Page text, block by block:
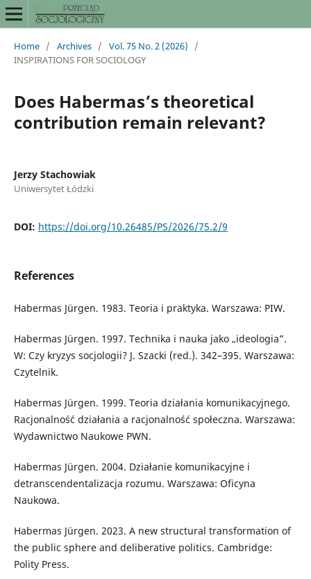
Home / Archives / Vol. 75 No. 2 (2026)
/
INSPIRATIONS FOR SOCIOLOGY
Does Habermas’s theoretical
contribution remain relevant?
Jerzy Stachowiak
Uniwersytet Łódzki
DOI: https://doi.org/10.26485/PS/2026/75.2/9
References
Habermas Jürgen. 1983. Teoria i praktyka. Warszawa: PIW.
Habermas Jürgen. 1997. Technika i nauka jako „ideologia”.
W: Czy kryzys socjologii? J. Szacki (red.). 342–395. Warszawa:
Czytelnik.
Habermas Jürgen. 1999. Teoria działania komunikacyjnego.
Racjonalność działania a racjonalność społeczna. Warszawa:
Wydawnictwo Naukowe PWN.
Habermas Jürgen. 2004. Działanie komunikacyjne i
detranscendentalizacja rozumu. Warszawa: Oficyna
Naukowa.
Habermas Jürgen. 2023. A new structural transformation of
the public sphere and deliberative politics. Cambridge:
Polity Press.